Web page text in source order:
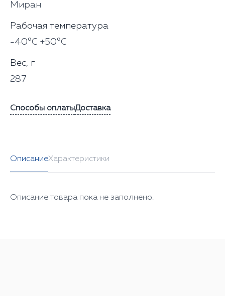
Миран
Рабочая температура
-40°С +50°С
Вес, г
287
Способы оплатыДоставка
ОписаниеХарактеристики
Описание товара пока не заполнено.